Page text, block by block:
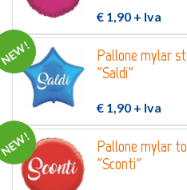
€ 1,90 + Iva
Pallone mylar
"Saldi"
€ 1,90 + Iva
Pallone mylar
"Sconti"